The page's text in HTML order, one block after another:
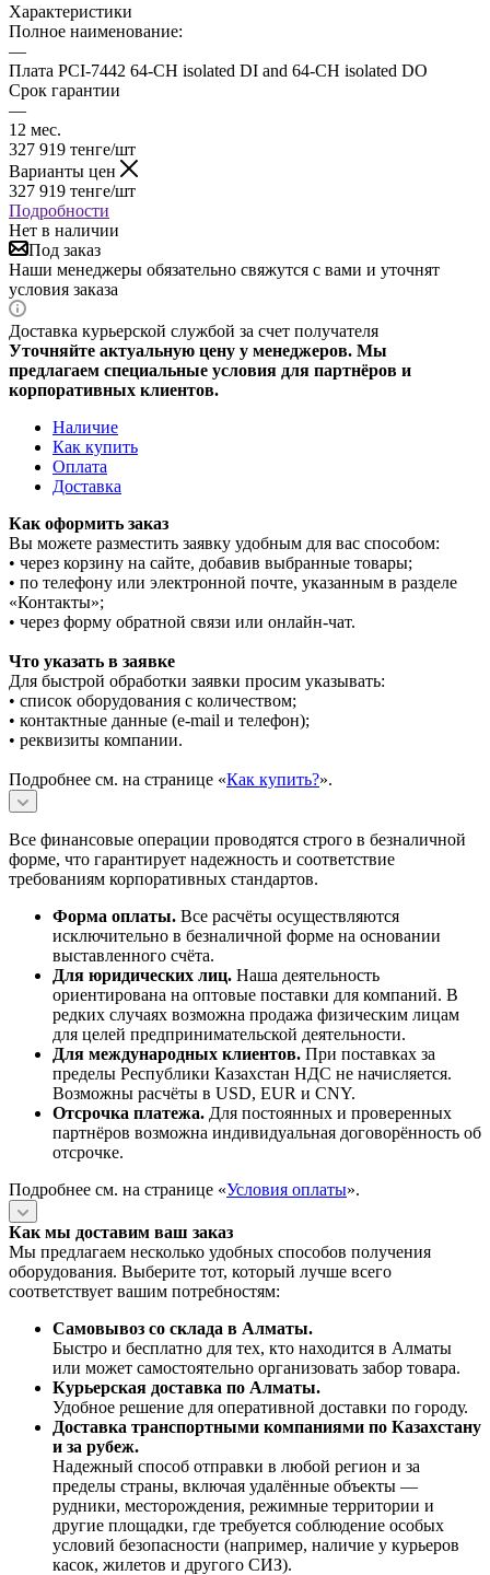
Характеристики
Полное наименование:
—
Плата PCI-7442 64-CH isolated DI and 64-CH isolated DO
Срок гарантии
—
12 мес.
327 919 тенге/шт
Варианты цен
327 919 тенге/шт
Подробности
Нет в наличии
Под заказ
Наши менеджеры обязательно свяжутся с вами и уточнят
условия заказа
Доставка курьерской службой за счет получателя
Уточняйте актуальную цену у менеджеров. Мы
предлагаем специальные условия для партнёров и
корпоративных клиентов.
Наличие
Как купить
Оплата
Доставка
Как оформить заказ
Вы можете разместить заявку удобным для вас способом:
• через корзину на сайте, добавив выбранные товары;
• по телефону или электронной почте, указанным в разделе
«Контакты»;
• через форму обратной связи или онлайн-чат.
Что указать в заявке
Для быстрой обработки заявки просим указывать:
• список оборудования с количеством;
• контактные данные (e-mail и телефон);
• реквизиты компании.
Подробнее см. на странице «Как купить?».
Все финансовые операции проводятся строго в безналичной
форме, что гарантирует надежность и соответствие
требованиям корпоративных стандартов.
Форма оплаты. Все расчёты осуществляются
исключительно в безналичной форме на основании
выставленного счёта.
Для юридических лиц. Наша деятельность
ориентирована на оптовые поставки для компаний. В
редких случаях возможна продажа физическим лицам
для целей предпринимательской деятельности.
Для международных клиентов. При поставках за
пределы Республики Казахстан НДС не начисляется.
Возможны расчёты в USD, EUR и CNY.
Отсрочка платежа. Для постоянных и проверенных
партнёров возможна индивидуальная договорённость об
отсрочке.
Подробнее см. на странице «Условия оплаты».
Как мы доставим ваш заказ
Мы предлагаем несколько удобных способов получения
оборудования. Выберите тот, который лучше всего
соответствует вашим потребностям:
Самовывоз со склада в Алматы.
Быстро и бесплатно для тех, кто находится в Алматы
или может самостоятельно организовать забор товара.
Курьерская доставка по Алматы.
Удобное решение для оперативной доставки по городу.
Доставка транспортными компаниями по Казахстану
и за рубеж.
Надежный способ отправки в любой регион и за
пределы страны, включая удалённые объекты —
рудники, месторождения, режимные территории и
другие площадки, где требуется соблюдение особых
условий безопасности (например, наличие у курьеров
касок, жилетов и другого СИЗ).